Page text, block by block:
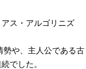
ス・アルゴリニズ
勢や、主人公である古
でした。